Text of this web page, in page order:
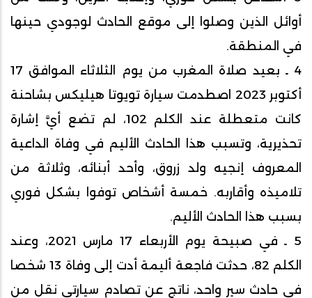
أوائل الذين وصلوا إلى موقع الحادث لوجودي حينها
في المنطقة.
4 ـ بعيد صلاة المغرب من يوم الثلاثاء الموافق 17
أكتوبر 2023 اصطدمت سيارة تويوتا هيليكس بشاحنة
كانت متعطلة عند الكلم 102، لم تضع أيَّ إشارة
تحذيرية، وتسبب هذا الحادث الأليم في وفاة الداعية
المعروف إنجيه ولد زروق، وأحد أبنائه، وثلاثة من
تلاميذه وأقاربه. خمسة أشخاص توفوا بشكل فوري
بسبب هذا الحادث الأليم.
5 ـ في صبيحة يوم الأربعاء 17 مارس 2021، وعند
الكلم 82، حدثت فاجعة أليمة أدت إلى وفاة 13 شخصا
في حادث سير واحد، ناتج عن تصادم سيارتي نقل من